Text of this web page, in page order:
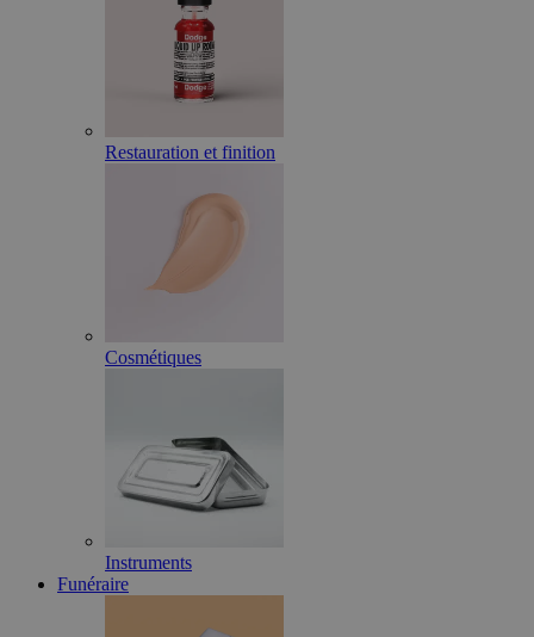
Restauration et finition
Cosmétiques
Instruments
Funéraire